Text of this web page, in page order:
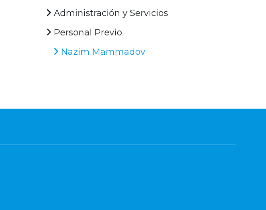
Administración y Servicios
Personal Previo
Nazim Mammadov